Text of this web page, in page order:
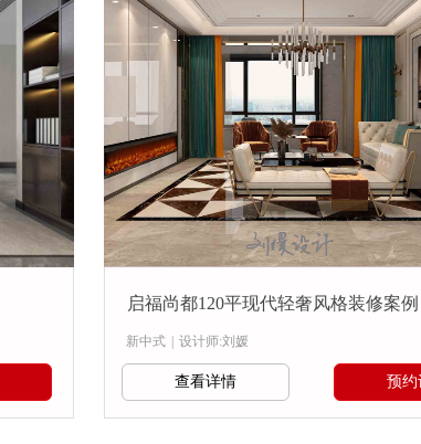
启福尚都120平现代轻奢风格装修案例
新中式 设计师:刘媛
查看详情 预约